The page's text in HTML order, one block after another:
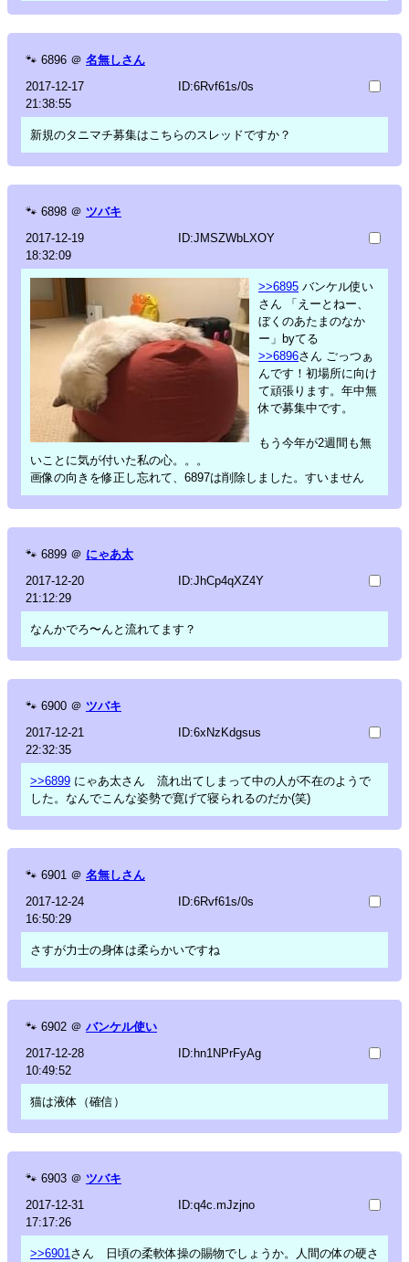
🐾 6896 ＠ 名無しさん
2017-12-17
21:38:55
ID:6Rvf61s/0s
新規のタニマチ募集はこちらのスレッドですか？
🐾 6898 ＠ ツバキ
2017-12-19
18:32:09
ID:JMSZWbLXOY
>>6895 バンケル使い
さん 「えーとねー、
ぼくのあたまのなか
ー」byてる
>>6896さん ごっつぁ
んです！初場所に向け
て頑張ります。年中無
休で募集中です。
もう今年が2週間も無
いことに気が付いた私の心。。。
画像の向きを修正し忘れて、6897は削除しました。すいません
🐾 6899 ＠ にゃあ太
2017-12-20
21:12:29
ID:JhCp4qXZ4Y
なんかでろ〜んと流れてます？
🐾 6900 ＠ ツバキ
2017-12-21
22:32:35
ID:6xNzKdgsus
>>6899 にゃあ太さん 流れ出てしまって中の人が不在のようで
した。なんでこんな姿勢で寛げて寝られるのだか(笑)
🐾 6901 ＠ 名無しさん
2017-12-24
16:50:29
ID:6Rvf61s/0s
さすが力士の身体は柔らかいですね
🐾 6902 ＠ バンケル使い
2017-12-28
10:49:52
ID:hn1NPrFyAg
猫は液体（確信）
🐾 6903 ＠ ツバキ
2017-12-31
17:17:26
ID:q4c.mJzjno
>>6901 さん 日頃の柔軟体操の賜物でしょうか。人間の体の硬さ